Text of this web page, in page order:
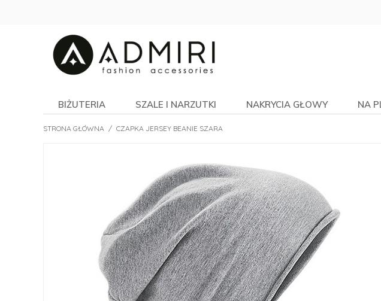
BIŻUTERIA SZALE I NARZUTKI NAKRYCIA GŁOWY NA
STRONA GŁÓWNA / CZAPKA JERSEY BEANIE SZARA